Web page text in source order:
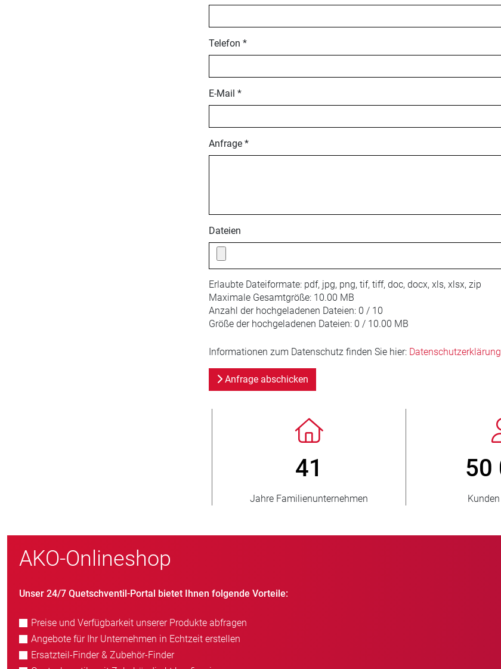
Telefon *
E-Mail *
Anfrage *
Dateien
Erlaubte Dateiformate: pdf, jpg, png, tif, tiff, doc, docx, xls, xlsx, zip
Maximale Gesamtgröße: 10.00 MB
Anzahl der hochgeladenen Dateien: 0 / 10
Größe der hochgeladenen Dateien: 0 / 10.00 MB
Informationen zum Datenschutz finden Sie hier: Datenschutzerklärung
Anfrage abschicken
> 3 500 000
verkaufte Einheiten
AKO-Onlineshop
Unser 24/7 Quetschventil-Portal bietet Ihnen folgende Vorteile:
Preise und Verfügbarkeit unserer Produkte abfragen
Angebote für Ihr Unternehmen in Echtzeit erstellen
Ersatzteil-Finder & Zubehör-Finder